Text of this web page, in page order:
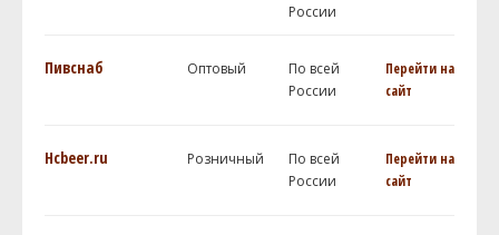
России
Пивснаб Оптовый
По всей
России
Перейти на
сайт
Hcbeer.ru Розничный
По всей
России
Перейти на
сайт